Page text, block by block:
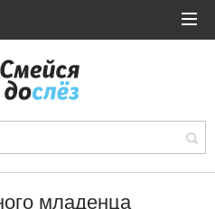
младенца